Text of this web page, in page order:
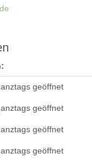
geöffnet
geöffnet
geöffnet
geöffnet